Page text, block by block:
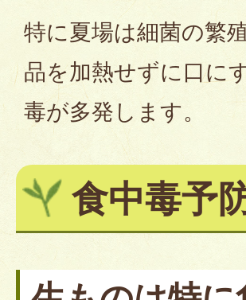
特に夏場は細菌の繁
品を加熱せずに口に
毒が多発します。
食中毒予